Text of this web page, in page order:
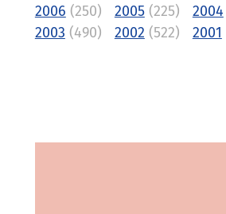
2006 (250) 2005(225) 2004
2003 (490) 2002 (522) 2001